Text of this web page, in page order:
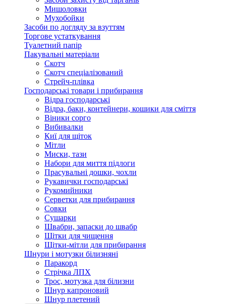
Мишоловки
Мухобойки
Засоби по догляду за взуттям
Торгове устаткування
Туалетний папір
Пакувальні матеріали
Скотч
Скотч спеціалізований
Стрейч-плівка
Господарські товари і прибирання
Відра господарські
Відра, баки, контейнери, кошики для сміття
Віники сорго
Вибивалки
Киї для щіток
Мітли
Миски, тази
Набори для миття підлоги
Прасувальні дошки, чохли
Рукавички господарські
Рукомийники
Серветки для прибирання
Совки
Сушарки
Швабри, запаски до швабр
Щітки для чищення
Щітки-мітли для прибирання
Шнури і мотузки білизняні
Паракорд
Стрічка ЛПХ
Трос, мотузка для білизни
Шнур капроновий
Шнур плетений